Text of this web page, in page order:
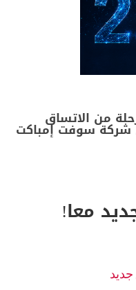
إلى 22 عامًا: رحلة من الاتساق
شركة سوفت إمباكت
معا!